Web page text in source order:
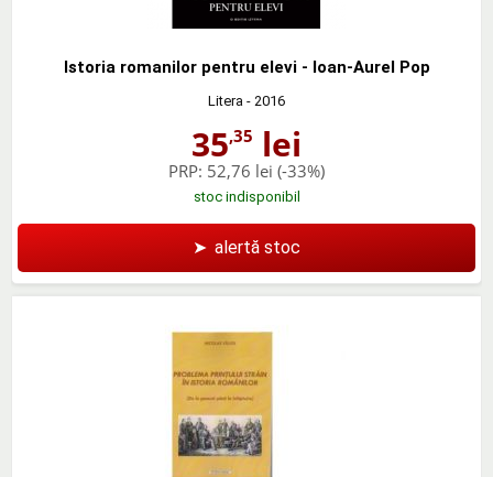
Istoria romanilor pentru elevi - Ioan-Aurel Pop
Litera - 2016
35,35 lei
PRP: 52,76 lei (-33%)
stoc indisponibil
➤ alertă stoc